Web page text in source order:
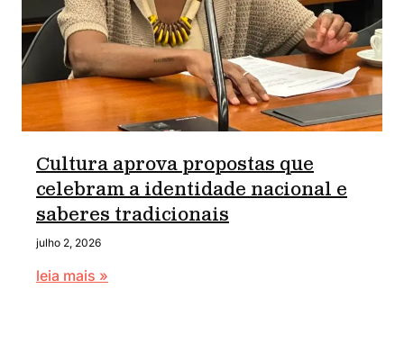
Cultura aprova propostas que
celebram a identidade nacional e
saberes tradicionais
julho 2, 2026
leia mais »